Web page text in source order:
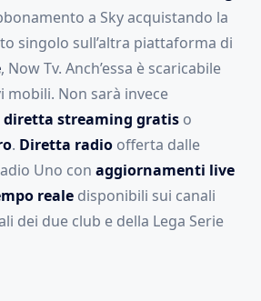
a Sky acquistando la
singolo sull’altra piattaforma di
, Now Tv. Anch’essa è scaricabile
Non sarà invece
diretta streaming gratis o
. Diretta radio offerta dalle
Uno con aggiornamenti live
reale disponibili sui canali
dei due club e della Lega Serie